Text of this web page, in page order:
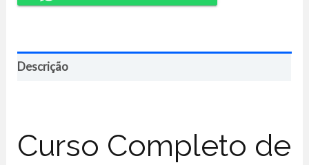
quantidade
Descrição
Curso Completo de